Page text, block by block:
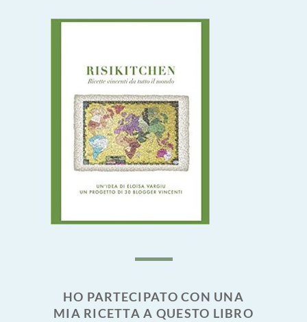
HO PARTECIPATO CON UNA
MIA RICETTA A QUESTO LIBRO